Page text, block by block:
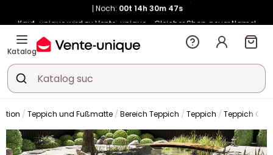
Kauf-unique wird zu Vente-unique - Gleicher Shop, neuer Name!
-10% ab €400 mitHEAT10auf Vente-unique-Produkte
Noch:
Katalog
Teppich und Fußmatte Bereich Teppich Teppich Teppich